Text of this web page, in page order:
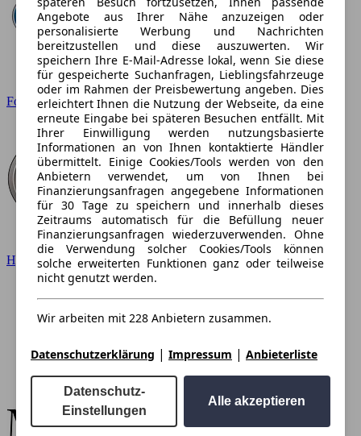
Ford
Hyundai
Angebote aus Ihrer Nähe anzuzeigen oder
personalisierte Werbung und Nachrichten
bereitzustellen und diese auszuwerten. Wir
speichern Ihre E-Mail-Adresse lokal, wenn Sie diese
für gespeicherte Suchanfragen, Lieblingsfahrzeuge
oder im Rahmen der Preisbewertung angeben. Dies
erleichtert Ihnen die Nutzung der Webseite, da eine
erneute Eingabe bei späteren Besuchen entfällt. Mit
Ihrer Einwilligung werden nutzungsbasierte
Informationen an von Ihnen kontaktierte Händler
übermittelt. Einige Cookies/Tools werden von den
Anbietern verwendet, um von Ihnen bei
Finanzierungsanfragen angegebene Informationen
für 30 Tage zu speichern und innerhalb dieses
Zeitraums automatisch für die Befüllung neuer
Finanzierungsanfragen wiederzuverwenden. Ohne
die Verwendung solcher Cookies/Tools können
solche erweiterten Funktionen ganz oder teilweise
nicht genutzt werden.
Wir arbeiten mit 228 Anbietern zusammen.
Datenschutzerklärung | Impressum | Anbieterliste
Datenschutz-
Einstellungen
Alle akzeptieren